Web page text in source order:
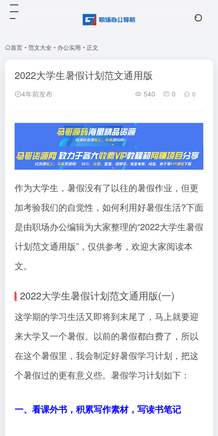
首页 • 范文大全 • 办公实用 • 正文
2022大学生暑假计划范文通用版
4年前发布 540 0 0
作为大学生，暑假没有了以往的暑假作业，但更
加考验我们的自觉性，如何利用好暑假生活?下面
是由职场办公编辑为大家整理的“2022大学生暑假
计划范文通用版”，仅供参考，欢迎大家阅读本
文。
2022大学生暑假计划范文通用版(一)
这学期的学习生活又即将到末尾了，马上就要迎
来大学又一个暑假。以前的暑假都白费了，所以
在这个暑假里，我会制定好暑假学习计划，把这
个暑假过的更有意义些。暑假学习计划如下：
一、看课外书，积累写作素材，写读书笔记